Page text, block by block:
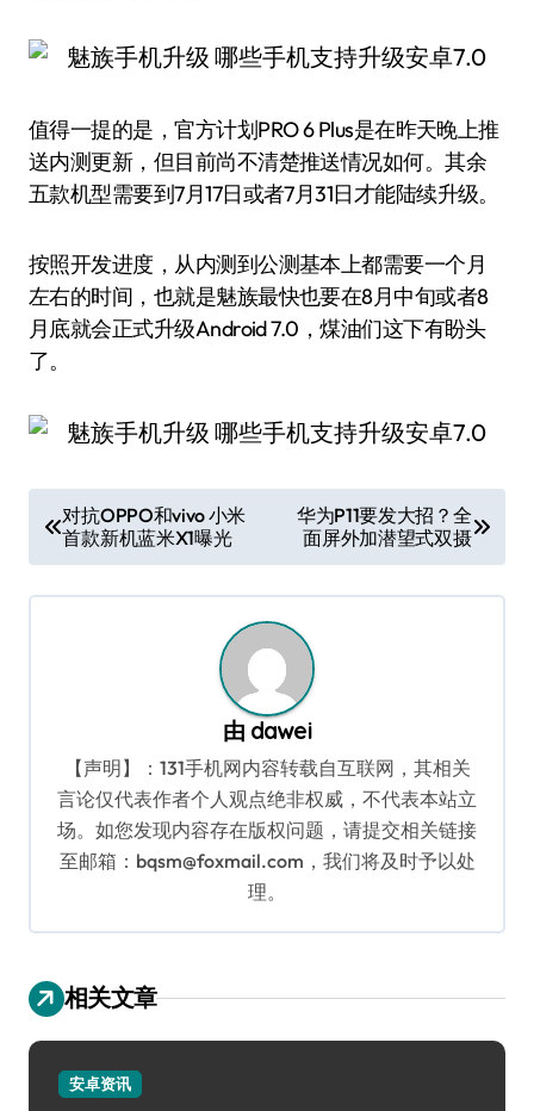
值得一提的是，官方计划PRO 6 Plus是在昨天晚上推
送内测更新，但目前尚不清楚推送情况如何。其余
五款机型需要到7月17日或者7月31日才能陆续升级。
按照开发进度，从内测到公测基本上都需要一个月
左右的时间，也就是魅族最快也要在8月中旬或者8
月底就会正式升级Android 7.0，煤油们这下有盼头
了。
章
导
对抗OPPO和vivo 小米
首款新机蓝米X1曝光
华为P11要发大招？全
面屏外加潜望式双摄
由 dawei
【声明】：131手机网内容转载自互联网，其相关
言论仅代表作者个人观点绝非权威，不代表本站立
场。如您发现内容存在版权问题，请提交相关链接
至邮箱：bqsm@foxmail.com，我们将及时予以处
理。
相关文章
安卓资讯